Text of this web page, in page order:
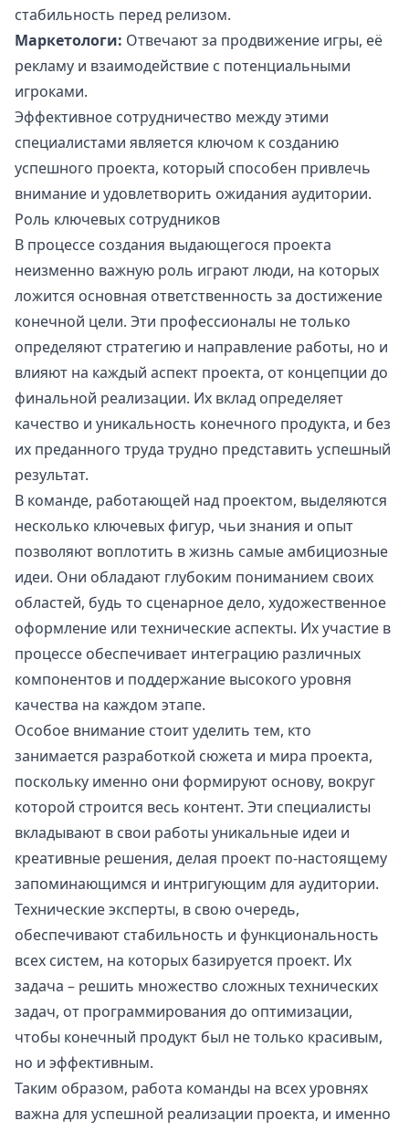
стабильность перед релизом.
Маркетологи: Отвечают за продвижение игры, её
рекламу и взаимодействие с потенциальными
игроками.
Эффективное сотрудничество между этими
специалистами является ключом к созданию
успешного проекта, который способен привлечь
внимание и удовлетворить ожидания аудитории.
Роль ключевых сотрудников
В процессе создания выдающегося проекта
неизменно важную роль играют люди, на которых
ложится основная ответственность за достижение
конечной цели. Эти профессионалы не только
определяют стратегию и направление работы, но и
влияют на каждый аспект проекта, от концепции до
финальной реализации. Их вклад определяет
качество и уникальность конечного продукта, и без
их преданного труда трудно представить успешный
результат.
В команде, работающей над проектом, выделяются
несколько ключевых фигур, чьи знания и опыт
позволяют воплотить в жизнь самые амбициозные
идеи. Они обладают глубоким пониманием своих
областей, будь то сценарное дело, художественное
оформление или технические аспекты. Их участие в
процессе обеспечивает интеграцию различных
компонентов и поддержание высокого уровня
качества на каждом этапе.
Особое внимание стоит уделить тем, кто
занимается разработкой сюжета и мира проекта,
поскольку именно они формируют основу, вокруг
которой строится весь контент. Эти специалисты
вкладывают в свои работы уникальные идеи и
креативные решения, делая проект по-настоящему
запоминающимся и интригующим для аудитории.
Технические эксперты, в свою очередь,
обеспечивают стабильность и функциональность
всех систем, на которых базируется проект. Их
задача – решить множество сложных технических
задач, от программирования до оптимизации,
чтобы конечный продукт был не только красивым,
но и эффективным.
Таким образом, работа команды на всех уровнях
важна для успешной реализации проекта, и именно